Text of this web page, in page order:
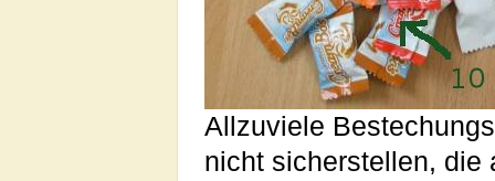
Allzuviele
nicht sicherstellen,